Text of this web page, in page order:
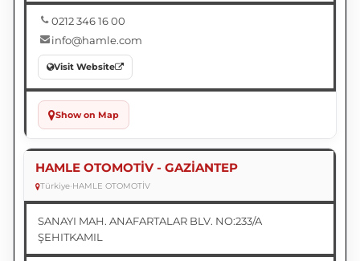
0212 346 16 00
info@hamle.com
Visit Website
Show on Map
HAMLE OTOMOTİV - GAZİANTEP
Türkiye•HAMLE OTOMOTİV
SANAYI MAH. ANAFARTALAR BLV. NO:233/A
ŞEHITKAMIL